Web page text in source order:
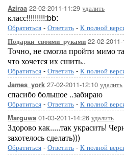
Aziraa 22-02-2011-11:29 удалить
класс!!!!!!!!!:bb:
Обратиться - Ответить - К полной
Подарки_своими_руками 22-02-
Точно, не смогла пройти мимо
что хочется их сшить..
Обратиться - Ответить - К полной
James_york 27-02-2011-12:10 удалить
спасибо большое ..забираю
Обратиться - Ответить - К полной
Marguwa 01-03-2011-14:26 удалить
Здорово как.....так украсить!
захотелось сделать)))
Обратиться - Ответить - К полной